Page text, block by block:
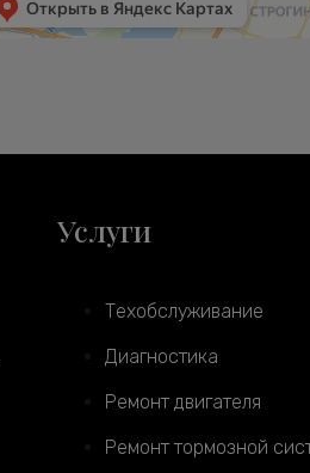
Услуги
Техобслуживание
Диагностика
Ремонт двигателя
Ремонт тормозной